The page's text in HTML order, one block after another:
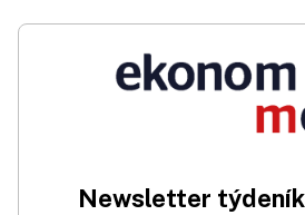
Newsletter